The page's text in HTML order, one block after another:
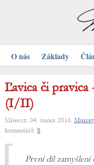
O nás Základy
Ľavica či
(I/II)
Mises.cz: 04. února 2016,
komentářů: 8
První díl